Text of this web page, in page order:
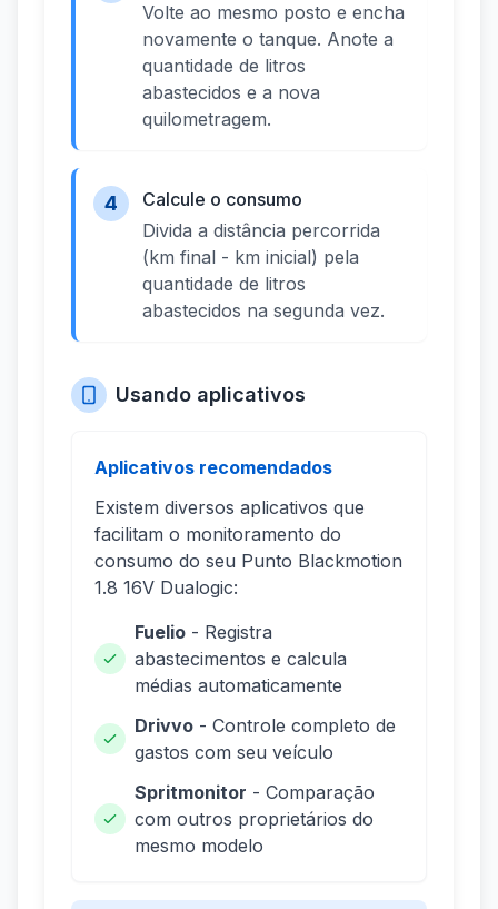
Volte ao mesmo posto e encha
novamente o tanque. Anote a
quantidade de litros
abastecidos e a nova
quilometragem.
4
Calcule o consumo
Divida a distância percorrida
(km final - km inicial) pela
quantidade de litros
abastecidos na segunda vez.
Usando aplicativos
Aplicativos recomendados
Existem diversos aplicativos que
facilitam o monitoramento do
consumo do seu Punto Blackmotion
1.8 16V Dualogic:
Fuelio - Registra
abastecimentos e calcula
médias automaticamente
Drivvo - Controle completo de
gastos com seu veículo
Spritmonitor - Comparação
com outros proprietários do
mesmo modelo